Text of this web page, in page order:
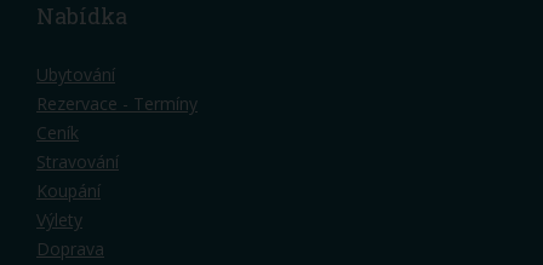
Nabídka
Ubytování
Rezervace - Termíny
Ceník
Stravování
Koupání
Výlety
Doprava